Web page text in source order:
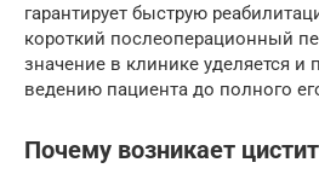
гарантирует быструю
короткий послеоперационный
значение в клинике уделяется
ведению пациента до полного
Почему возникает цистит